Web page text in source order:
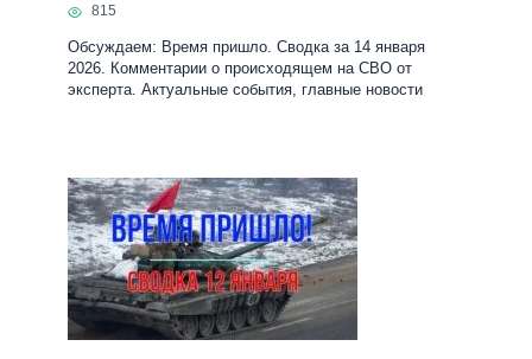
815
Обсуждаем: Время пришло. Сводка за 14 января
2026. Комментарии о происходящем на СВО от
эксперта. Актуальные события, главные новости